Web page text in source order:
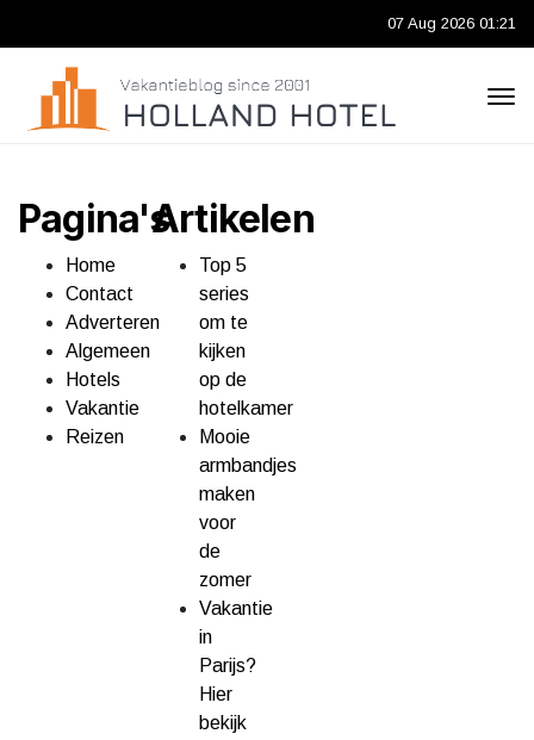
07 Aug 2026 01:21
Pagina's
Home
Contact
Adverteren
Algemeen
Hotels
Vakantie
Reizen
Artikelen
Top 5
series
om te
kijken
op de
hotelkamer
Mooie
armbandjes
maken
voor
de
zomer
Vakantie
in
Parijs?
Hier
bekijk